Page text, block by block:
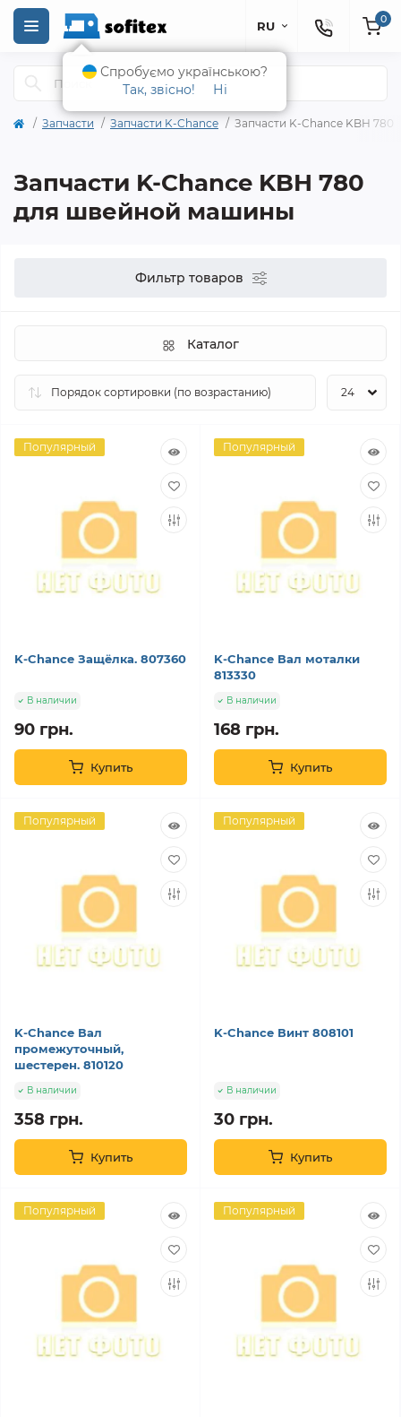
RU 0
Запчасти Запчасти K-Chance Запчасти K-Chance KBH 780
Запчасти K-Chance KBH 780
для швейной машины
Фильтр товаров
Каталог
Популярный
K-Chance Защёлка. 807360
В наличии
90 грн.
Купить
Популярный
K-Chance Вал моталки
813330
В наличии
168 грн.
Купить
Популярный
K-Chance Вал
промежуточный,
шестерен. 810120
В наличии
358 грн.
Купить
Популярный
K-Chance Винт 808101
В наличии
30 грн.
Купить
Популярный Популярный
Спробуємо українською?
Так, звісно!
Ні